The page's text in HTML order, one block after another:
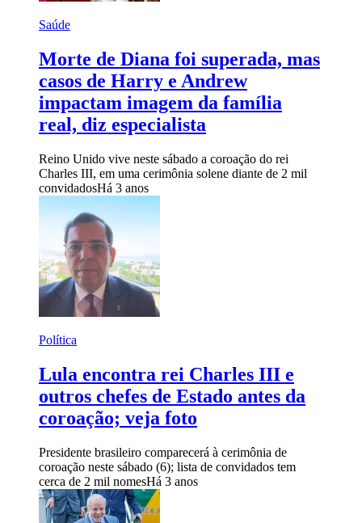
Saúde
Morte de Diana foi superada, mas
casos de Harry e Andrew
impactam imagem da família
real, diz especialista
Reino Unido vive neste sábado a coroação do rei
Charles III, em uma cerimônia solene diante de 2 mil
convidadosHá 3 anos
Política
Lula encontra rei Charles III e
outros chefes de Estado antes da
coroação; veja foto
Presidente brasileiro comparecerá à cerimônia de
coroação neste sábado (6); lista de convidados tem
cerca de 2 mil nomesHá 3 anos